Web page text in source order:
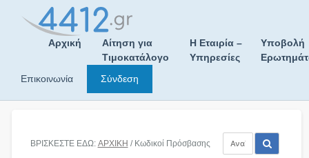
Αρχική
Αίτηση για
Τιμοκατάλογο
Η Εταιρία –
Υπηρεσίες
Υποβολή
Επικοινωνία
Σύνδεση
ΒΡΙΣΚΕΣΤΕ ΕΔΩ: ΑΡΧΙΚΗ / Κωδικοί Πρόσβασης